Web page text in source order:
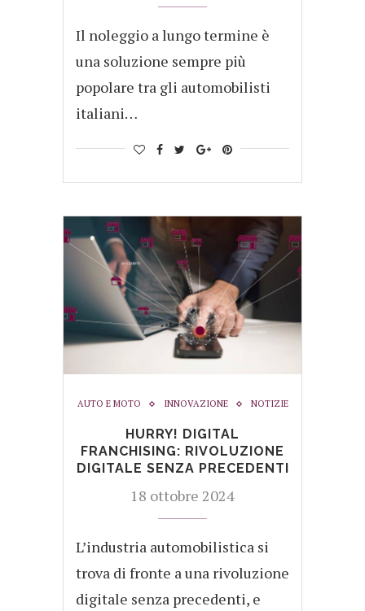
Il noleggio a lungo termine è
una soluzione sempre più
popolare tra gli automobilisti
italiani…
AUTO E MOTO INNOVAZIONE NOTIZIE
HURRY! DIGITAL
FRANCHISING: RIVOLUZIONE
DIGITALE SENZA PRECEDENTI
18 ottobre 2024
L’industria automobilistica si
trova di fronte a una rivoluzione
digitale senza precedenti, e